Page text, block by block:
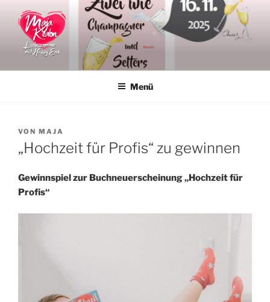
Inhalt
springen
MAJA KEATON
Menü
VERÖFFENTLICHT
AM
VON MAJA
„Hochzeit für Profis“ zu gewinnen
Gewinnspiel zur Buchneuerscheinung „Hochzeit für
Profis“